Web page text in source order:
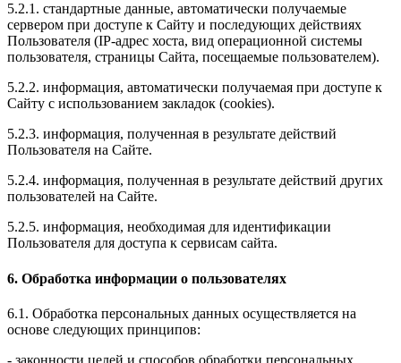
5.2.1. стандартные данные, автоматически получаемые
сервером при доступе к Сайту и последующих действиях
Пользователя (IP-адрес хоста, вид операционной системы
пользователя, страницы Сайта, посещаемые пользователем).
5.2.2. информация, автоматически получаемая при доступе к
Сайту с использованием закладок (cookies).
5.2.3. информация, полученная в результате действий
Пользователя на Сайте.
5.2.4. информация, полученная в результате действий других
пользователей на Сайте.
5.2.5. информация, необходимая для идентификации
Пользователя для доступа к сервисам сайта.
6. Обработка информации о пользователях
6.1. Обработка персональных данных осуществляется на
основе следующих принципов:
- законности целей и способов обработки персональных